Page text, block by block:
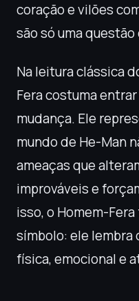
coração e vilões
são só uma
Na leitura clássica
Fera costuma
mudança. Ele
mundo de He-Man
ameaças que
improváveis e
isso, o Homem-
símbolo: ele lembra
física, emocional e